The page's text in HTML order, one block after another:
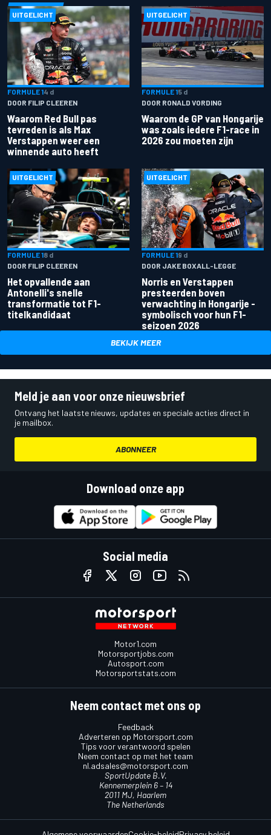
UITGELICHT
FORMULE 14 d
DOOR FILIP CLEEREN
Waarom Red Bull pas
tevreden is als Max
Verstappen weer een
winnende auto heeft
UITGELICHT
FORMULE 15 d
DOOR RONALD VORDING
Waarom de GP van Hongarije
was zoals iedere F1-race in
2026 zou moeten zijn
UITGELICHT
FORMULE 18 d
DOOR FILIP CLEEREN
Het opvallende aan
Antonelli's snelle
transformatie tot F1-
titelkandidaat
UITGELICHT
FORMULE 19 d
DOOR JAKE BOXALL-LEGGE
Norris en Verstappen
presteerden boven
verwachting in Hongarije -
symbolisch voor hun F1-
seizoen 2026
BEKIJK MEER
Meld je aan voor onze nieuwsbrief
Ontvang het laatste nieuws, updates en speciale acties direct in
je mailbox.
ABONNEER
Download onze app
Social media
Motor1.com
Motorsportjobs.com
Autosport.com
Motorsportstats.com
Neem contact met ons op
Feedback
Adverteren op Motorsport.com
Tips voor verantwoord spelen
Neem contact op met het team
nl.adsales@motorsport.com
SportUpdate B.V.
Kennemerplein 6 – 14
2011 MJ, Haarlem
The Netherlands